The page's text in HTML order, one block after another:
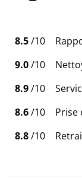
8.5/10
9.0/10
8.9/10
8.6/10
Prise
8.8/10